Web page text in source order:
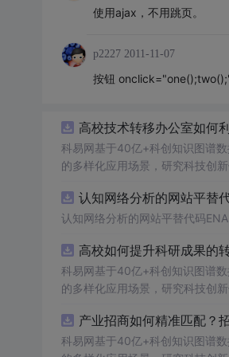
使用ajax，不用跳页。
p2227 2011-11-07
按钮
高校技术转移办公室如何
科易网基于40亿+科创知识图谱
的多样化应用场景，研究科技创
认知网络分析的网站平
认知网络分析的网站平替代码
高校如何提升科研成果的
科易网基于40亿+科创知识图谱
的多样化应用场景，研究科技创
产业招商如何精准匹配？
科易网基于40亿+科创知识图谱